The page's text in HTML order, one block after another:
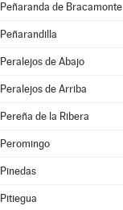
Peñaranda de Bracamonte
Peñarandilla
Peralejos de Abajo
Peralejos de Arriba
Pereña de la Ribera
Peromingo
Pinedas
Pitiegua